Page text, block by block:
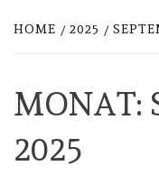
HOME 2025
MONAT:
2025